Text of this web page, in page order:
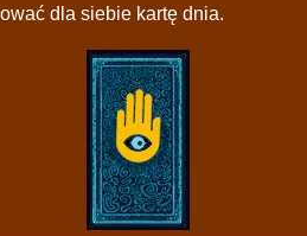
dla siebie kartę dnia.